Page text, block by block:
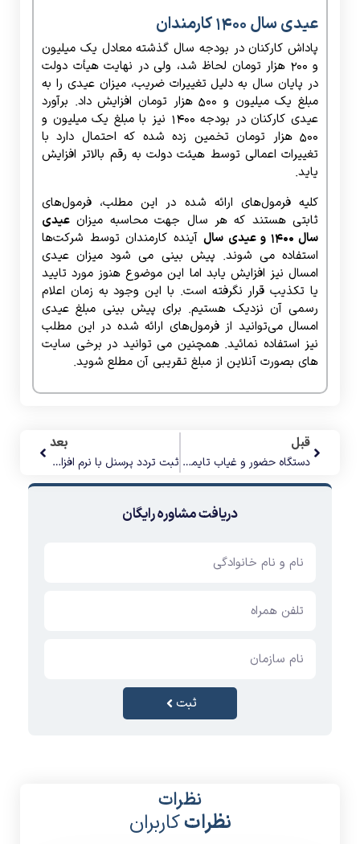
عیدی سال 1400 کارمندان
پاداش کارکنان در بودجه سال گذشته معادل یک میلیون
و ۲۰۰ هزار تومان لحاظ شد، ولی در نهایت هیأت دولت
در پایان سال به دلیل تغییرات ضریب، میزان عیدی را به
مبلغ یک میلیون و ۵۰۰ هزار تومان افزایش داد. برآورد
عیدی کارکنان در بودجه ۱۴۰۰ نیز با مبلغ یک میلیون و
۵۰۰ هزار تومان تخمین زده شده که احتمال دارد با
تغییرات اعمالی توسط هیئت دولت به رقم بالاتر افزایش
یاید.
کلیه فرمول‌های ارائه شده در این مطلب، فرمول‌های
ثابتی هستند که هر سال جهت محاسبه میزان عیدی
سال 1400 و عیدی سال
آینده کارمندان توسط شرکت‌ها
استفاده می شوند. پیش بینی می شود میزان عیدی
امسال نیز افزایش یابد اما این موضوع هنوز مورد تایید
یا تکذیب قرار نگرفته است. با این وجود به زمان اعلام
رسمی آن نزدیک هستیم. برای پیش بینی مبلغ عیدی
امسال می‌توانید از فرمول‌های ارائه شده در این مطلب
نیز استفاده نمائید. همچنین می توانید در برخی سایت
های بصورت آنلاین از مبلغ تقریبی آن مطلع شوید.
قبل
دستگاه حضور و غیاب تایمی مدل 6000
بعد
ثبت تردد پرسنل با نرم افزار حضور و غیاب اطلس
دریافت مشاوره رایگان
ثبت
نظرات
نظراتکاربران